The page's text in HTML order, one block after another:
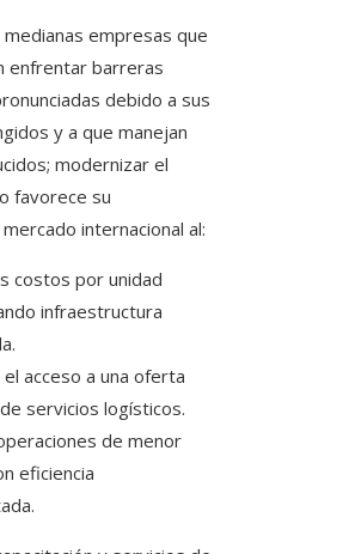
empresas que
enfrentar barreras
debido a sus
y a que manejan
modernizar el
favorece su
internacional al:
costos por unidad
infraestructura
acceso a una oferta
servicios logísticos.
de menor
eficiencia